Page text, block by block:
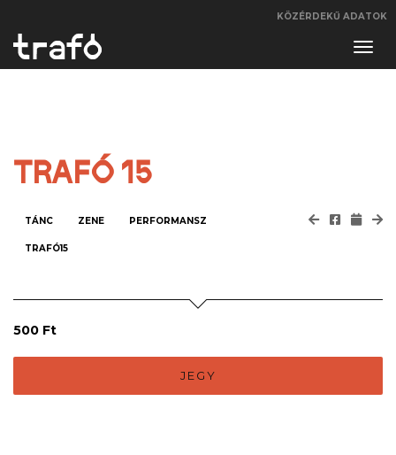
KÖZÉRDEKŰ ADATOK
TRAFÓ 15
TÁNC ZENE PERFORMANSZ
TRAFÓ15
500 Ft
JEGY